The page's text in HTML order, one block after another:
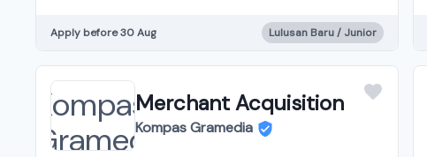
Apply before 30 Aug Lulusan Baru / Junior
Merchant Acquisition
Kompas Gramedia